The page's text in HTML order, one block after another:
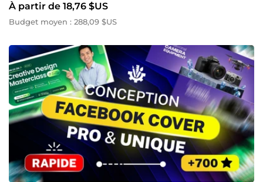
À partir de 18,76 $US
Budget moyen : 288,09 $US